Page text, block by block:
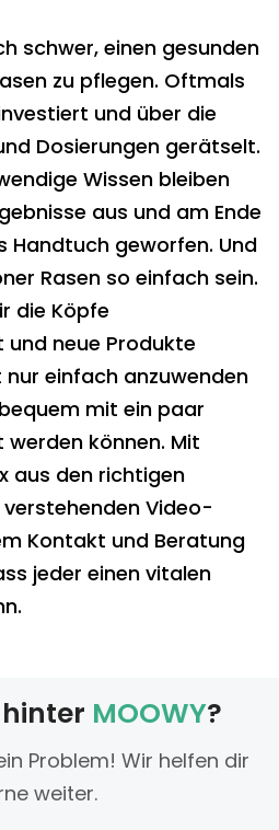
schwer, einen gesunden
zu pflegen. Oftmals
und über die
Dosierungen gerätselt.
Wissen bleiben
aus und am Ende
Handtuch geworfen. Und
Rasen so einfach sein.
die Köpfe
neue Produkte
einfach anzuwenden
mit ein paar
werden können. Mit
aus den richtigen
Video-
Kontakt und Beratung
jeder einen vitalen
MOOWY?
Problem! Wir helfen dir
weiter.